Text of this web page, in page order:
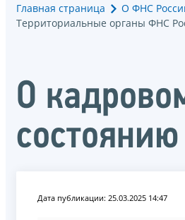
Главная страница О ФНС
Территориальные органы ФНС
О
Дата публикации: 25.03.2025 14:47